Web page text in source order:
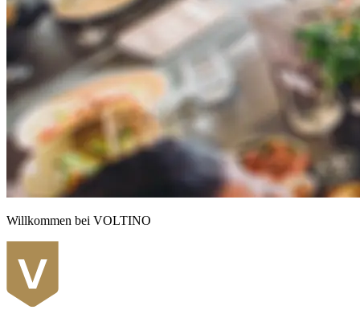
Willkommen bei VOLTINO